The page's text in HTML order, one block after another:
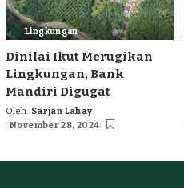
Lingkungan
Dinilai Ikut Merugikan
Lingkungan, Bank
Mandiri Digugat
Posted
by
Oleh: Sarjan Lahay
November 28, 2024